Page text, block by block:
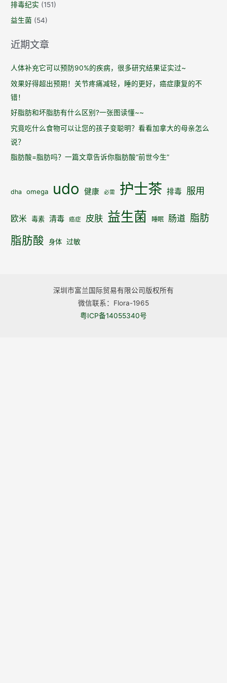
排毒纪实 (151)
益生菌 (54)
近期文章
人体补充它可以预防90%的疾病，很多研究结果证实过~
效果好得超出预期！关节疼痛减轻，睡的更好，癌症康复的不
错！
好脂肪和坏脂肪有什么区别?一张图读懂~~
究竟吃什么食物可以让您的孩子变聪明？看看加拿大的母亲怎么
说？
脂肪酸=脂肪吗？一篇文章告诉你脂肪酸“前世今生”
dha omega udo 健康 必需 护士茶 排毒 服用
欧米 毒素 清毒 癌症 皮肤 益生菌 睡眠 肠道 脂肪
脂肪酸 身体 过敏
深圳市富兰国际贸易有限公司版权所有
微信联系：Flora-1965
粤ICP备14055340号